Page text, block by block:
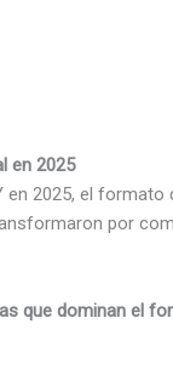
en 2025
en 2025, el
por
que dominan el